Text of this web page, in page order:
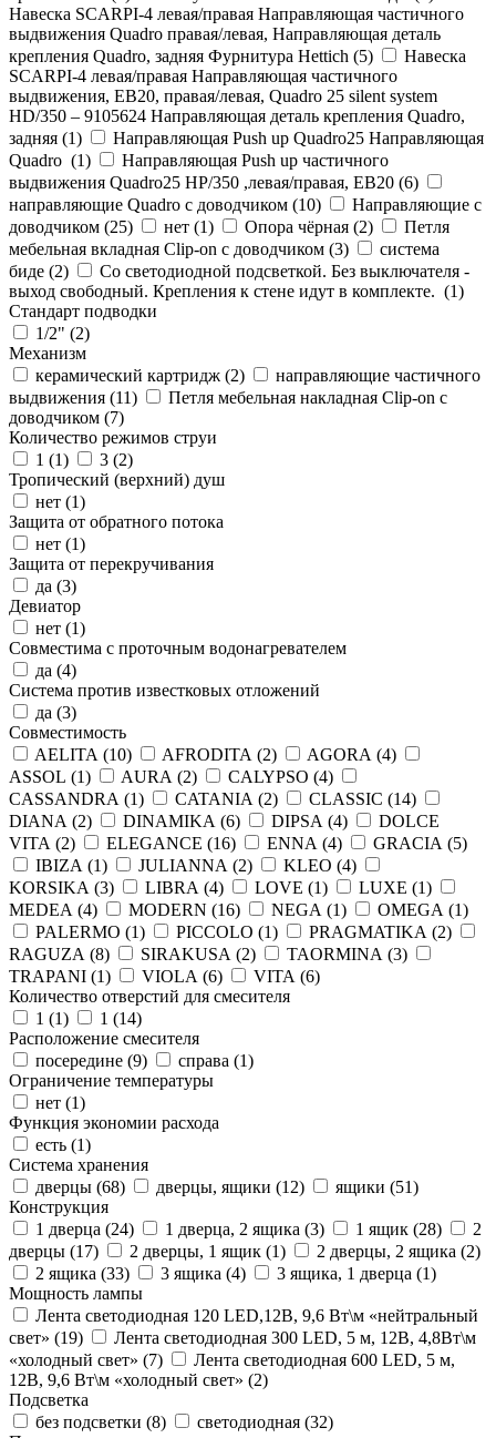
Навеска SCARPI-4 левая/правая Направляющая частичного
выдвижения Quadro правая/левая, Направляющая деталь
крепления Quadro, задняя Фурнитура Hettich (5)
Навеска
SCARPI-4 левая/правая Направляющая частичного
выдвижения, ЕВ20, правая/левая, Quadro 25 silent system
HD/350 – 9105624 Направляющая деталь крепления Quadro,
задняя (1)
Направляющая Push up Quadro25 Направляющая
Quadro (1)
Направляющая Push up частичного
выдвижения Quadro25 НР/350 ,левая/правая, ЕВ20 (6)
направляющие Quadro с доводчиком (10)
Направляющие с
доводчиком (25) нет (1) Опора чёрная (2)
Петля
мебельная вкладная Clip-on с доводчиком (3)
система
биде (2)
Со светодиодной подсветкой. Без выключателя -
выход свободный. Крепления к стене идут в комплекте. (1)
Стандарт подводки
1/2" (2)
Механизм
керамический картридж (2)
направляющие частичного
выдвижения (11)
Петля мебельная накладная Clip-on с
доводчиком (7)
Количество режимов струи
1 (1) 3 (2)
Тропический (верхний) душ
нет (1)
Защита от обратного потока
нет (1)
Защита от перекручивания
да (3)
Девиатор
нет (1)
Совместима с проточным водонагревателем
да (4)
Система против известковых отложений
да (3)
Совместимость
AELITA (10) AFRODITA (2) AGORA (4)
ASSOL (1) AURA (2) CALYPSO (4)
CASSANDRA (1) CATANIA (2) CLASSIC (14)
DIANA (2) DINAMIKA (6) DIPSA (4)
DOLCE
VITA (2) ELEGANCE (16) ENNA (4) GRACIA (5)
IBIZA (1) JULIANNA (2) KLEO (4)
KORSIKA (3) LIBRA (4) LOVE (1) LUXE (1)
MEDEA (4) MODERN (16) NEGA (1) OMEGA (1)
PALERMO (1) PICCOLO (1) PRAGMATIKA (2)
RAGUZA (8) SIRAKUSA (2) TAORMINA (3)
TRAPANI (1) VIOLA (6) VITA (6)
Количество отверстий для смесителя
1 (1) 1 (14)
Расположение смесителя
посередине (9) справа (1)
Ограничение температуры
нет (1)
Функция экономии расхода
есть (1)
Система хранения
дверцы (68) дверцы, ящики (12) ящики (51)
Конструкция
1 дверца (24) 1 дверца, 2 ящика (3) 1 ящик (28)
2
дверцы (17) 2 дверцы, 1 ящик (1) 2 дверцы, 2 ящика (2)
2 ящика (33) 3 ящика (4) 3 ящика, 1 дверца (1)
Мощность лампы
Лента светодиодная 120 LED,12В, 9,6 Вт\м «нейтральный
свет» (19)
Лента светодиодная 300 LED, 5 м, 12В, 4,8Вт\м
«холодный свет» (7)
Лента светодиодная 600 LED, 5 м,
12В, 9,6 Вт\м «холодный свет» (2)
Подсветка
без подсветки (8) светодиодная (32)